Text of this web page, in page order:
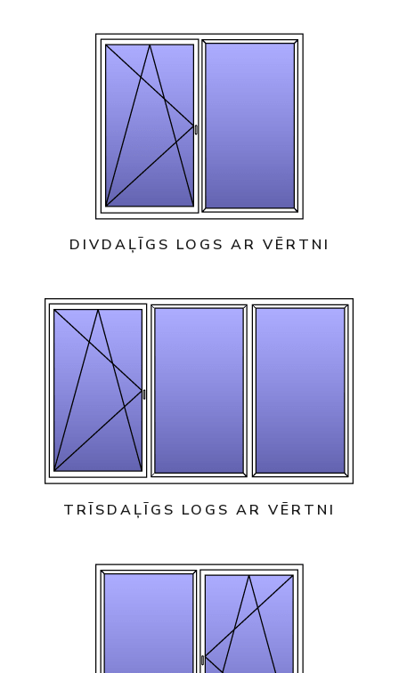
DIVDAĻĪGS LOGS AR VĒRTNI
TRĪSDAĻĪGS LOGS AR VĒRTNI